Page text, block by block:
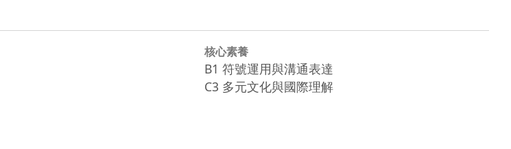
核心素養
B1 符號運用與溝通表達
C3 多元文化與國際理解